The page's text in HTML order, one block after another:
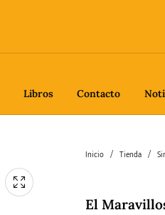
Libros Contacto
Inicio / Tienda /
El